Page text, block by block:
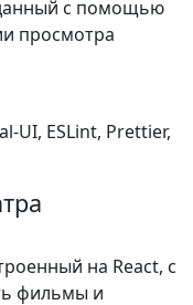
с помощью
просмотра
UI, ESLint, Prettier,
на React, с
фильмы и